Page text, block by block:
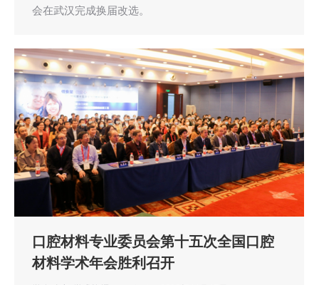
会在武汉完成换届改选。
口腔材料专业委员会第十五次全国口腔
材料学术年会胜利召开